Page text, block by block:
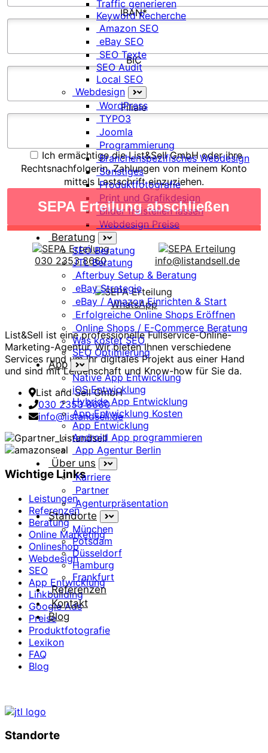
Traffic generieren
Keyword Recherche
Amazon SEO
eBay SEO
SEO Texte
SEO Audit
Local SEO
Webdesign
WordPress
TYPO3
Joomla
Programmierung
Branchenspezifisches Webdesign
Sonstiges
Produktfotografie
Print und Grafikdesign
Bilder freistellen lassen
Webdesign Preise
Beratung
SEO Beratung
JTL Beratung
Afterbuy Setup & Beratung
eBay Strategie
eBay / Amazon Einrichten & Start
Erfolgreiche Online Shops Eröffnen
Online Shops / E-Commerce Beratung
Was kostet SEO
SEO Optimierung
App
Native App Entwicklung
iOS Entwicklung
Hybride App Entwicklung
App Entwicklung Kosten
App Entwicklung
Android App programmieren
App Agentur Berlin
Über uns
Karriere
Partner
Agenturpräsentation
Standorte
München
Potsdam
Düsseldorf
Hamburg
Frankfurt
Referenzen
Kontakt
Blog
IBAN*
BIC
Filiale
Ich ermächtige die List&Sell GmbH oder ihre
Rechtsnachfolgerin, Zahlungen von meinem Konto
mittels Lastschrift einzuziehen.
030 2353 8660 info@listandsell.de
WhatsApp
List&Sell ist eine professionelle Fullservice-Online-
Marketing-Agentur. Wir bieten Ihnen verschiedene
Services rund um Ihr digitales Projekt aus einer Hand
und sind mit Leidenschaft und Know-how für Sie da.
List and Sell GmbH
030 2353 8660
info@listandsell.de
Wichtige Links
Leistungen
Referenzen
Beratung
Online Marketing
Onlineshop
Webdesign
SEO
App Entwicklung
Linkbuilding
Google Ads
Preise
Produktfotografie
Lexikon
FAQ
Blog
Standorte